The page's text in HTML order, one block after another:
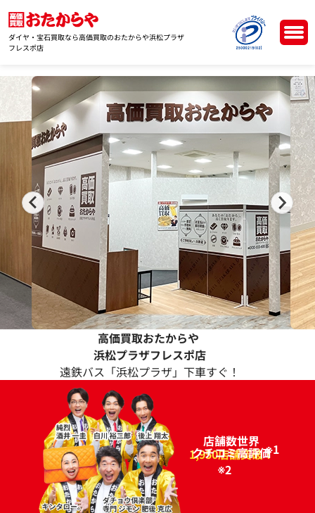
ダイヤ・宝石買取なら高価買取のおたからや浜松プラザ
フレスポ店
高価買取おたからや
浜松プラザフレスポ店
遠鉄バス「浜松プラザ」下車すぐ！
店舗数世界
1,950店舗突破！
※1
クチコミ高評価
96.2%
※2